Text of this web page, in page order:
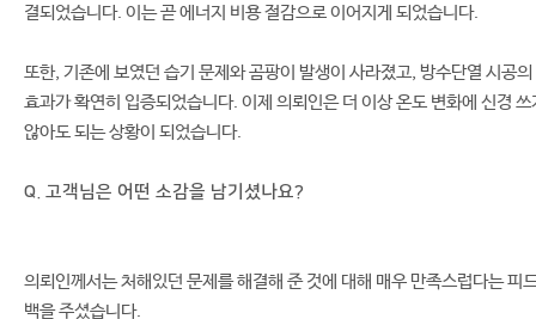
결되었습니다. 이는 곧 에너지 비용 절감으로 이어지게 되었습니다.
또한, 기존에 보였던 습기 문제와 곰팡이 발생이 사라졌고, 방수단열 시공의
효과가 확연히 입증되었습니다. 이제 의뢰인은 더 이상 온도 변화에 신경 쓰
않아도 되는 상황이 되었습니다.
Q. 고객님은 어떤 소감을 남기셨나요?
의뢰인께서는 처해있던 문제를 해결해 준 것에 대해 매우 만족스럽다는 피
백을 주셨습니다.